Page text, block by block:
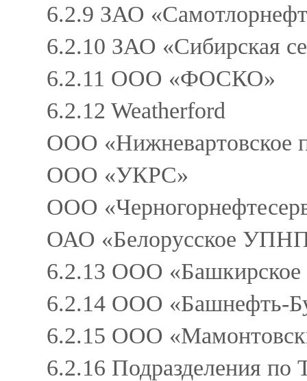
6.2.9 ЗАО
6.2.10 ЗАО «Сибирская
6.2.11 ООО «ФОСКО»
6.2.12 Weatherford
ООО «Нижневартовское
ООО «УКРС»
ООО
ОАО «Белорусское
6.2.13 ООО
6.2.14 ООО «Башнефть-
6.2.15 ООО
6.2.16 Подразделения